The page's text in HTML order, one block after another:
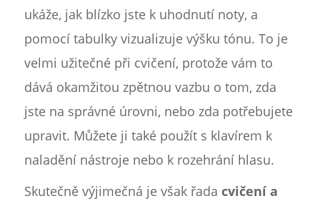
ukáže, jak blízko jste k uhodnutí noty, a
pomocí tabulky vizualizuje výšku tónu. To je
velmi užitečné při cvičení, protože vám to
dává okamžitou zpětnou vazbu o tom, zda
jste na správné úrovni, nebo zda potřebujete
upravit. Můžete ji také použít s klavírem k
naladění nástroje nebo k rozehrání hlasu.
Skutečně výjimečná je však řada cvičení a